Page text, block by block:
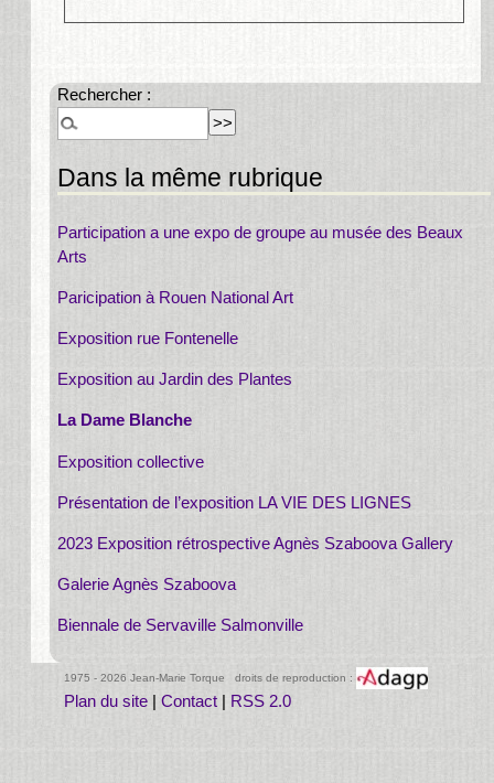
Rechercher :
Dans la même rubrique
Participation a une expo de groupe au musée des Beaux
Arts
Paricipation à Rouen National Art
Exposition rue Fontenelle
Exposition au Jardin des Plantes
La Dame Blanche
Exposition collective
Présentation de l’exposition LA VIE DES LIGNES
2023 Exposition rétrospective Agnès Szaboova Gallery
Galerie Agnès Szaboova
Biennale de Servaville Salmonville
1975 - 2026 Jean-Marie Torque droits de reproduction :
Plan du site |Contact | RSS 2.0